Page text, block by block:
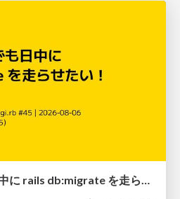
モノリス Rails でも日中に rails db:migrate を走らせたい！ / Daytime rails db:migrate on Monolithic Rails!